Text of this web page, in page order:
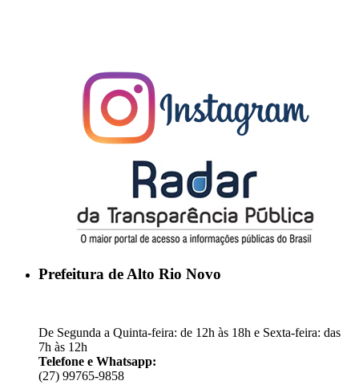
Prefeitura de Alto Rio Novo
De Segunda a Quinta-feira: de 12h às 18h e Sexta-feira: das
7h às 12h
Telefone e Whatsapp:
(27) 99765-9858